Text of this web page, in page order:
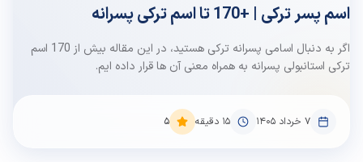
اسم پسر ترکی | +170 تا اسم ترکی پسرانه
اگر به دنبال اسامی پسرانه ترکی هستید، در این مقاله بیش از 170 اسم
ترکی استانبولی پسرانه به همراه معنی آن ها قرار داده ایم.
۷ خرداد ۱۴۰۵ 15 دقیقه 5